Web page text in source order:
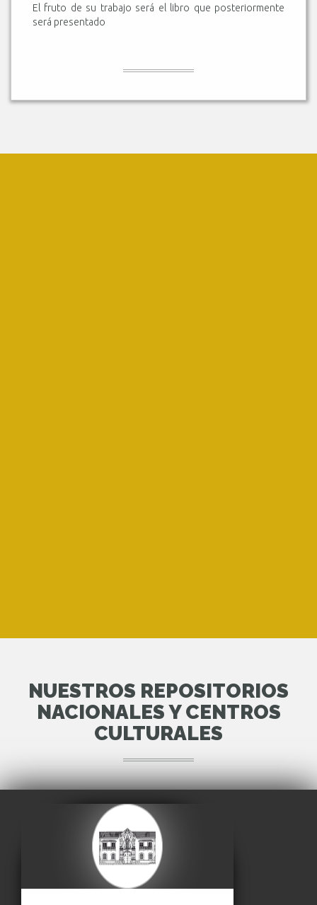
El fruto de su trabajo será el libro que posteriormente
será presentado
NUESTROS REPOSITORIOS
NACIONALES Y CENTROS
CULTURALES